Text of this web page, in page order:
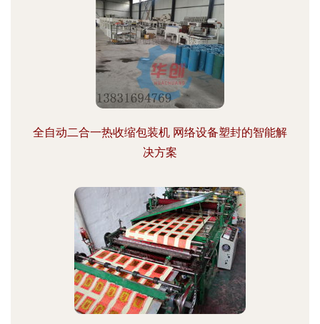
全自动二合一热收缩包装机 网络设备塑封的智能解
决方案